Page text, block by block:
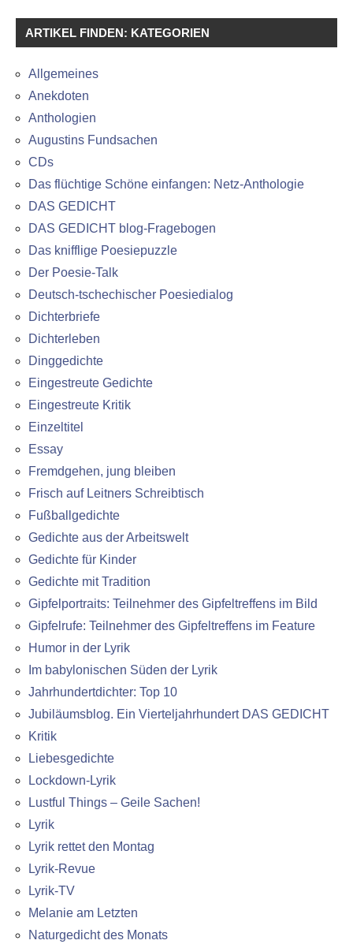
ARTIKEL FINDEN: KATEGORIEN
Allgemeines
Anekdoten
Anthologien
Augustins Fundsachen
CDs
Das flüchtige Schöne einfangen: Netz-Anthologie
DAS GEDICHT
DAS GEDICHT blog-Fragebogen
Das knifflige Poesiepuzzle
Der Poesie-Talk
Deutsch-tschechischer Poesiedialog
Dichterbriefe
Dichterleben
Dinggedichte
Eingestreute Gedichte
Eingestreute Kritik
Einzeltitel
Essay
Fremdgehen, jung bleiben
Frisch auf Leitners Schreibtisch
Fußballgedichte
Gedichte aus der Arbeitswelt
Gedichte für Kinder
Gedichte mit Tradition
Gipfelportraits: Teilnehmer des Gipfeltreffens im Bild
Gipfelrufe: Teilnehmer des Gipfeltreffens im Feature
Humor in der Lyrik
Im babylonischen Süden der Lyrik
Jahrhundertdichter: Top 10
Jubiläumsblog. Ein Vierteljahrhundert DAS GEDICHT
Kritik
Liebesgedichte
Lockdown-Lyrik
Lustful Things – Geile Sachen!
Lyrik
Lyrik rettet den Montag
Lyrik-Revue
Lyrik-TV
Melanie am Letzten
Naturgedicht des Monats